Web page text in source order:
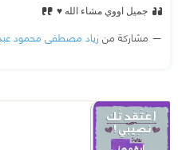
جميل اووي مشاء الله ♥
مشاركة من زياد مصطفى محمود